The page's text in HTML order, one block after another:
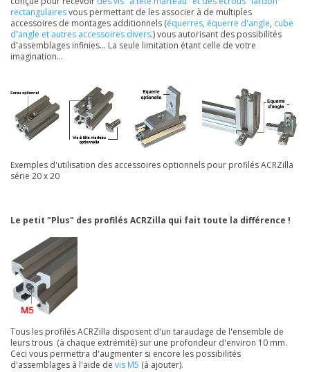
rectangulairesvous permettant de les associer à de multiples
accessoires de montages additionnels (équerres, équerre d'angle, cube
d'angle et autres accessoires divers.) vous autorisant des possibilités
d'assemblages infinies... La seule limitation étant celle de votre
imagination...
Exemples d'utilisation des accessoires optionnels pour profilés ACRZilla
série 20 x 20
Le petit "Plus" des profilés ACRZilla qui fait toute la différence !
Tous les profilés ACRZilla disposent d'un taraudage de l'ensemble de
leurs trous (à chaque extrémité) sur une profondeur d'environ 10 mm.
Ceci vous permettra d'augmenter si encore les possibilités
d'assemblages à l'aide de vis M5 (à ajouter).